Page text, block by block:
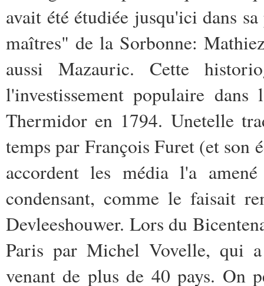
­avait été étudiée jusqu'ici dans
­maîtres" de la Sorbonne:
aussi­ Mazauric. Cette
l'investissement ­populaire
Thermidor en 1794. Une­telle
temps par François Furet (et
accordent les média l'a
condensant, comme le faisait
Devleeshouwer. Lors du
Paris par Michel Vovelle, qui a
venant de plus de 40 pays. On